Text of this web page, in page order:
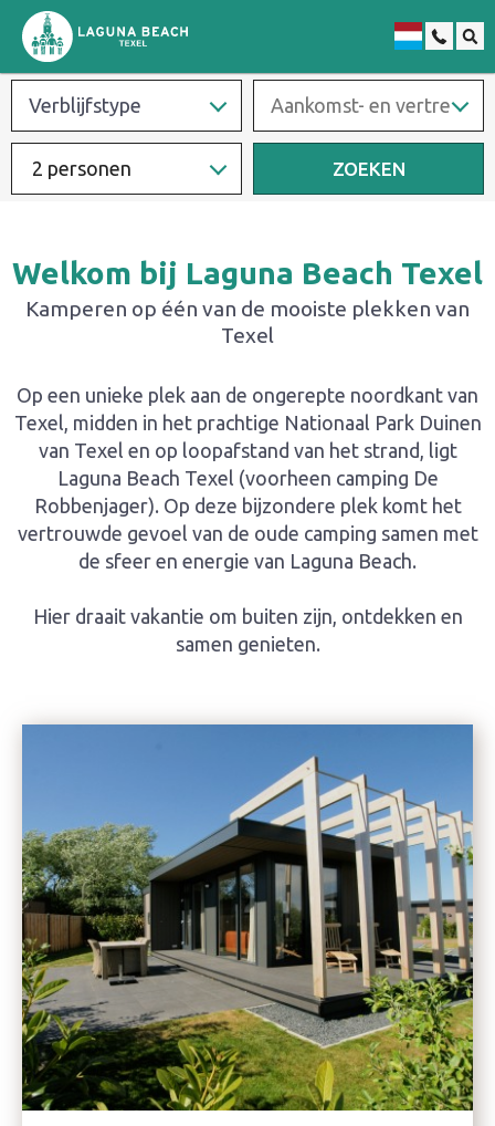
2 personen ZOEKEN
Welkom bij Laguna Beach Texel
Kamperen op één van de mooiste plekken van
Texel
Op een unieke plek aan de ongerepte noordkant van
Texel, midden in het prachtige Nationaal Park Duinen
van Texel en op loopafstand van het strand, ligt
Laguna Beach Texel (voorheen camping De
Robbenjager). Op deze bijzondere plek komt het
vertrouwde gevoel van de oude camping samen met
de sfeer en energie van Laguna Beach.
Hier draait vakantie om buiten zijn, ontdekken en
samen genieten.